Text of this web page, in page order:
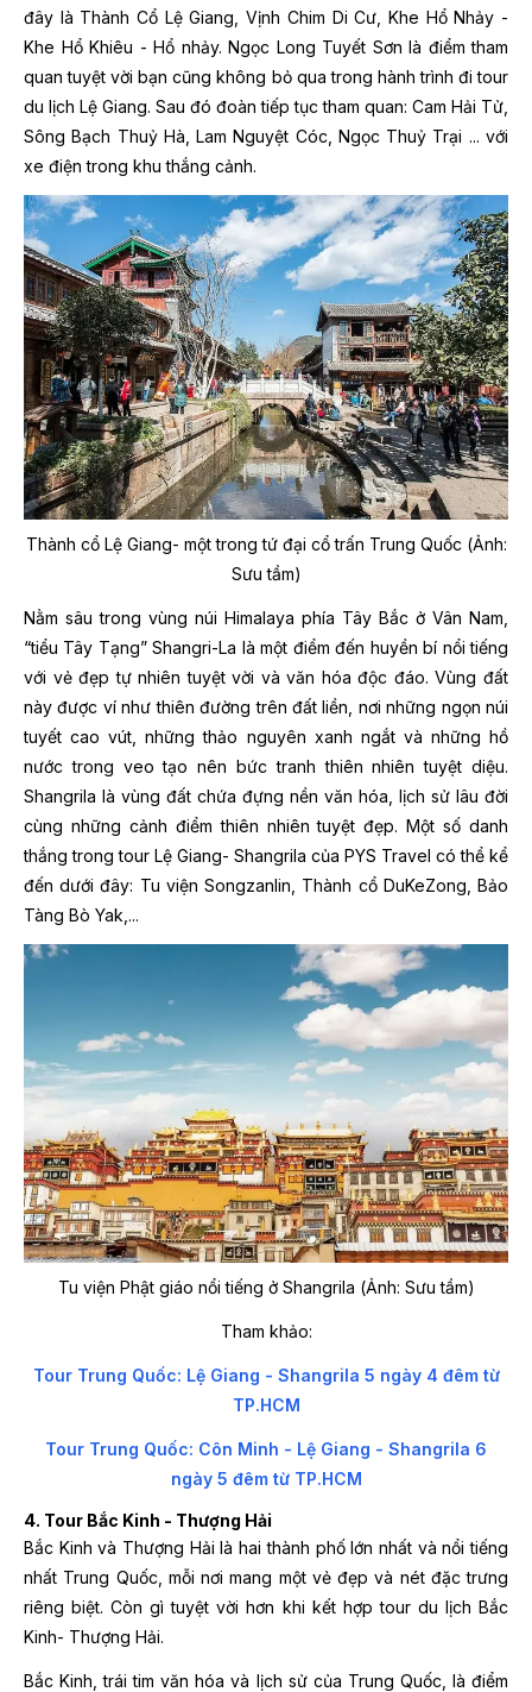
đây là Thành Cổ Lệ Giang, Vịnh Chim Di Cư, Khe Hổ Nhảy -
Khe Hổ Khiêu - Hổ nhảy. Ngọc Long Tuyết Sơn là điểm tham
quan tuyệt vời bạn cũng không bỏ qua trong hành trình đi tour
du lịch Lệ Giang. Sau đó đoàn tiếp tục tham quan: Cam Hải Tử,
Sông Bạch Thuỷ Hà, Lam Nguyệt Cóc, Ngọc Thuỷ Trại ... với
xe điện trong khu thắng cảnh.
Thành cổ Lệ Giang- một trong tứ đại cổ trấn Trung Quốc (Ảnh:
Sưu tầm)
Nằm sâu trong vùng núi Himalaya phía Tây Bắc ở Vân Nam,
“tiểu Tây Tạng” Shangri-La là một điểm đến huyền bí nổi tiếng
với vẻ đẹp tự nhiên tuyệt vời và văn hóa độc đáo. Vùng đất
này được ví như thiên đường trên đất liền, nơi những ngọn núi
tuyết cao vút, những thảo nguyên xanh ngắt và những hồ
nước trong veo tạo nên bức tranh thiên nhiên tuyệt diệu.
Shangrila là vùng đất chứa đựng nền văn hóa, lịch sử lâu đời
cùng những cảnh điểm thiên nhiên tuyệt đẹp. Một số danh
thắng trong tour Lệ Giang- Shangrila của PYS Travel có thể kể
đến dưới đây: Tu viện Songzanlin, Thành cổ DuKeZong, Bảo
Tàng Bò Yak,...
Tu viện Phật giáo nổi tiếng ở Shangrila (Ảnh: Sưu tầm)
Tham khảo:
Tour Trung Quốc: Lệ Giang - Shangrila 5 ngày 4 đêm từ
TP.HCM
Tour Trung Quốc: Côn Minh - Lệ Giang - Shangrila 6
ngày 5 đêm từ TP.HCM
4. Tour Bắc Kinh - Thượng Hải
Bắc Kinh và Thượng Hải là hai thành phố lớn nhất và nổi tiếng
nhất Trung Quốc, mỗi nơi mang một vẻ đẹp và nét đặc trưng
riêng biệt. Còn gì tuyệt vời hơn khi kết hợp tour du lịch Bắc
Kinh- Thượng Hải.
Bắc Kinh, trái tim văn hóa và lịch sử của Trung Quốc, là điểm